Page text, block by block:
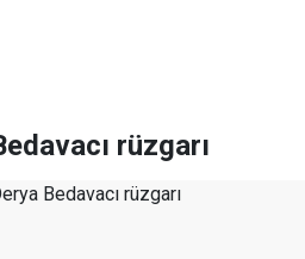
rüzgarı